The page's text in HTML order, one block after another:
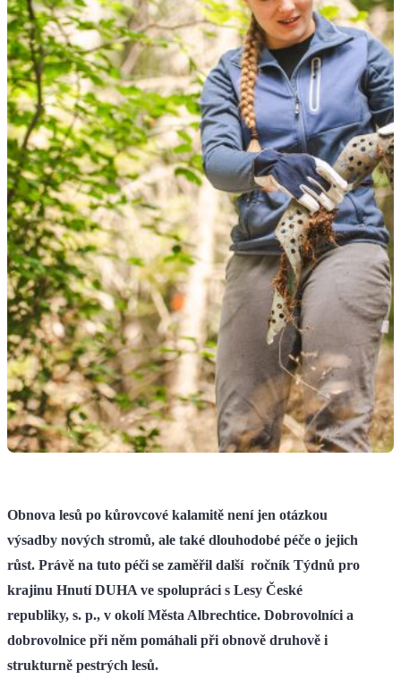
Obnova lesů po kůrovcové kalamitě není jen otázkou
výsadby nových stromů, ale také dlouhodobé péče o jejich
růst. Právě na tuto péči se zaměřil další ročník Týdnů pro
krajinu Hnutí DUHA ve spolupráci s Lesy České
republiky, s. p., v okolí Města Albrechtice. Dobrovolníci a
dobrovolnice při něm pomáhali při obnově druhově i
strukturně pestrých lesů.